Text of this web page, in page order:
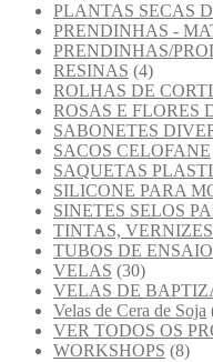
PLANTAS SECAS
PRENDINHAS -
PRENDINHAS/
RESINAS (4)
ROLHAS DE
ROSAS E FLORES
SABONETES
SACOS CELOFANE
SAQUETAS
SILICONE PARA
SINETES SELOS
TINTAS,
TUBOS DE ENSAIO
VELAS (30)
VELAS DE
Velas de Cera de Soja
VER TODOS OS
WORKSHOPS (8)